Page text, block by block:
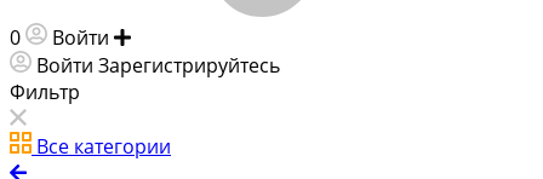
0 Войти
Войти Зарегистрируйтесь
Фильтр
Все категории